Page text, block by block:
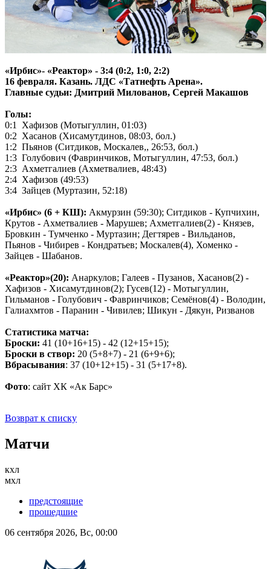
«Ирбис»- «Реактор» - 3:4 (0:2, 1:0, 2:2)
16 февраля. Казань. ЛДС «Татнефть Арена».
Главные судьи: Дмитрий Милованов, Сергей Макашов
Голы:
0:1 Хафизов (Мотыгуллин, 01:03)
0:2 Хасанов (Хисамутдинов, 08:03, бол.)
1:2 Пьянов (Ситдиков, Москалев,, 26:53, бол.)
1:3 Голубович (Фавринчиков, Мотыгуллин, 47:53, бол.)
2:3 Ахметгалиев (Ахметвалиев, 48:43)
2:4 Хафизов (49:53)
3:4 Зайцев (Муртазин, 52:18)
«Ирбис» (6 + КШ): Акмурзин (59:30); Ситдиков - Купчихин,
Крутов - Ахметвалиев - Марушев; Ахметгалиев(2) - Князев,
Бровкин - Тумченко - Муртазин; Дегтярев - Вильданов,
Пьянов - Чибирев - Кондратьев; Москалев(4), Хоменко -
Зайцев - Шабанов.
«Реактор»(20): Анаркулов; Галеев - Пузанов, Хасанов(2) -
Хафизов - Хисамутдинов(2); Гусев(12) - Мотыгуллин,
Гильманов - Голубович - Фавринчиков; Семёнов(4) - Володин,
Галиахмтов - Паранин - Чивилев; Шикун - Дякун, Ризванов
Статистика матча:
Броски: 41 (10+16+15) - 42 (12+15+15);
Броски в створ: 20 (5+8+7) - 21 (6+9+6);
Вбрасывания: 37 (10+12+15) - 31 (5+17+8).
Фото: сайт ХК «Ак Барс»
Возврат к списку
Матчи
кхл
мхл
предстоящие
прошедшие
06 сентября 2026, Вс, 00:00